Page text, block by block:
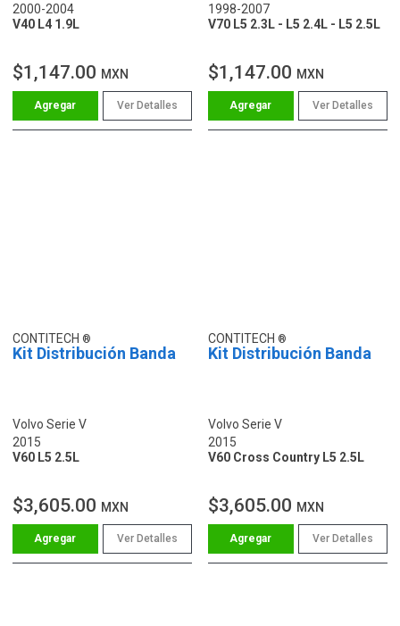
2000-2004
V40 L4 1.9L
$1,147.00 MXN
Ver Detalles
1998-2007
V70 L5 2.3L - L5 2.4L - L5 2.5L
$1,147.00 MXN
Ver Detalles
CONTITECH
Kit Distribución Banda
Volvo Serie V
2015
V60 L5 2.5L
$3,605.00 MXN
Ver Detalles
CONTITECH
Kit Distribución Banda
Volvo Serie V
2015
V60 Cross Country L5 2.5L
$3,605.00 MXN
Ver Detalles